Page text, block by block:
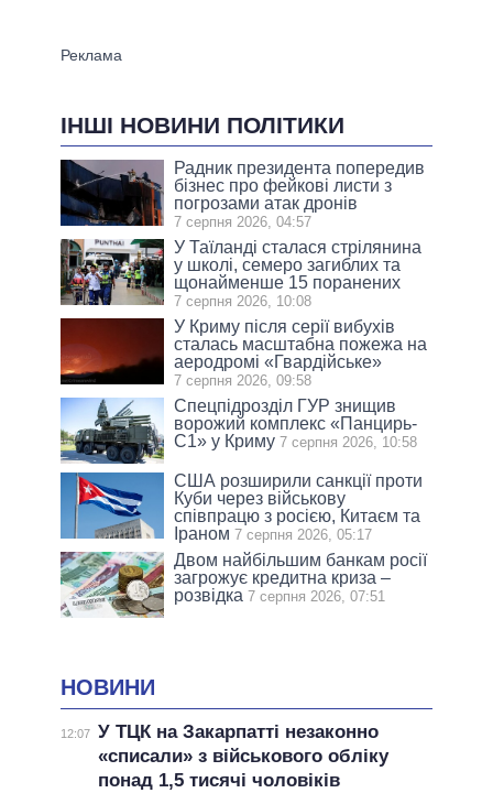
ІНШІ НОВИНИ ПОЛІТИКИ
Радник президента попередив
бізнес про фейкові листи з
погрозами атак дронів
7 серпня 2026, 04:57
У Таїланді сталася стрілянина
у школі, семеро загиблих та
щонайменше 15 поранених
7 серпня 2026, 10:08
У Криму після серії вибухів
сталась масштабна пожежа на
аеродромі «Гвардійське»
7 серпня 2026, 09:58
Спецпідрозділ ГУР знищив
ворожий комплекс «Панцирь-
С1» у Криму 7 серпня 2026, 10:58
США розширили санкції проти
Куби через військову
співпрацю з росією, Китаєм та
Іраном 7 серпня 2026, 05:17
Двом найбільшим банкам росії
загрожує кредитна криза –
розвідка 7 серпня 2026, 07:51
НОВИНИ
12:07 У ТЦК на Закарпатті незаконно
«списали» з військового обліку
понад 1,5 тисячі чоловіків